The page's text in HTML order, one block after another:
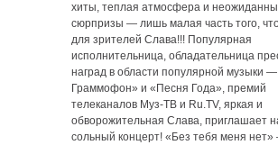
хиты, теплая атмосфера и
сюрпризы — лишь малая часть того,
для зрителей Слава!!! Популярная
исполнительница, обладательница
наград в области популярной музыки
Граммофон» и «Песня Года», премий
телеканалов Муз-ТВ и Ru.TV, яркая и
обворожительная Слава, приглашает
сольный концерт! «Без тебя меня